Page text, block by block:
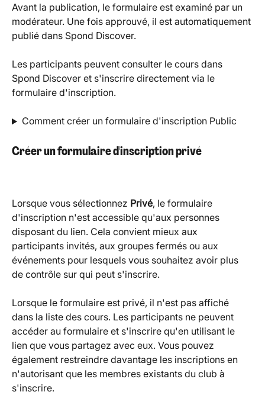
Avant la publication, le formulaire est examiné par un
modérateur. Une fois approuvé, il est automatiquement
publié dans Spond Discover.
Les participants peuvent consulter le cours dans
Spond Discover et s'inscrire directement via le
formulaire d'inscription.
Comment créer un formulaire d'inscription Public
Créer un formulaire d'inscription privé
Lorsque vous sélectionnez Privé, le formulaire
d'inscription n'est accessible qu'aux personnes
disposant du lien. Cela convient mieux aux
participants invités, aux groupes fermés ou aux
événements pour lesquels vous souhaitez avoir plus
de contrôle sur qui peut s'inscrire.
Lorsque le formulaire est privé, il n'est pas affiché
dans la liste des cours. Les participants ne peuvent
accéder au formulaire et s'inscrire qu'en utilisant le
lien que vous partagez avec eux. Vous pouvez
également restreindre davantage les inscriptions en
n'autorisant que les membres existants du club à
s'inscrire.